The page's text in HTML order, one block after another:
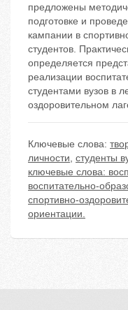
предложены
подготовке и
кампании в
студентов.
определяется
реализации
студентами вузов в
оздоровительном
Ключевые слова:
личности, студенты
ключевые слова:
воспитательно-
спортивно-
ориентации.